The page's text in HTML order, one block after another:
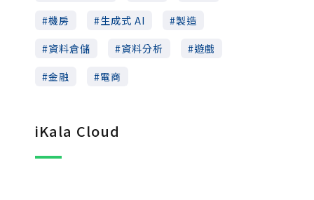
機房
生成式 AI
製造
資料倉儲
資料分析
遊戲
金融
電商
iKala Cloud